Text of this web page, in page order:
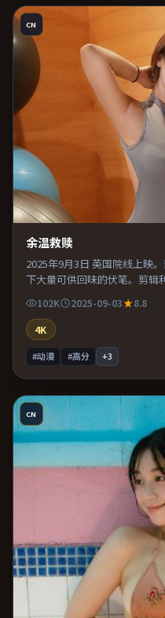
CN
余温救赎
2025年9月3日 英国院线上映
下大量可供回味的伏笔。剪辑
推理的观众。片尾留白意味深
102K 2025-09-03
8.8
4K
#动漫 #高分 +3
CN